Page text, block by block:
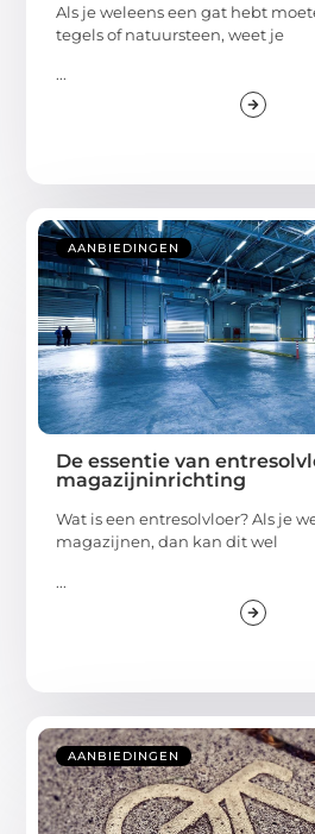
Als je weleens een gat hebt
tegels of natuursteen, weet je
...
AANBIEDINGEN
De essentie van
magazijninrichting
Wat is een entresolvloer? Als je
magazijnen, dan kan dit wel
...
AANBIEDINGEN